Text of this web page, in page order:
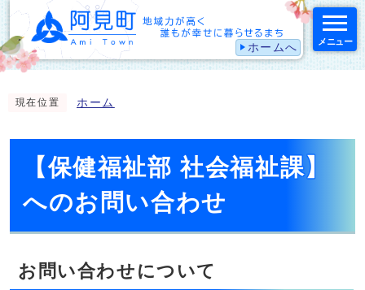
ホームへ メニュー
現在位置 ホーム
【保健福祉部 社会福祉課】
へのお問い合わせ
お問い合わせについて